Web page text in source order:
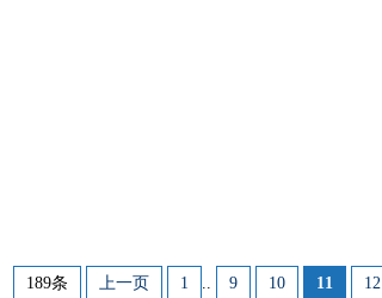
189条 上一页 1 .. 9 10 11 12